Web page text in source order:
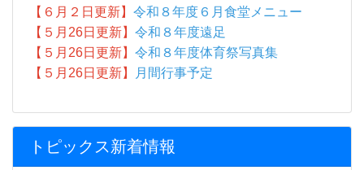
【６月２日更新】 令和８年度６月食堂メニュー
【５月26日更新】 令和８年度遠足
【５月26日更新】 令和８年度体育祭写真集
【５月26日更新】
月間行事予定
トピックス新着情報